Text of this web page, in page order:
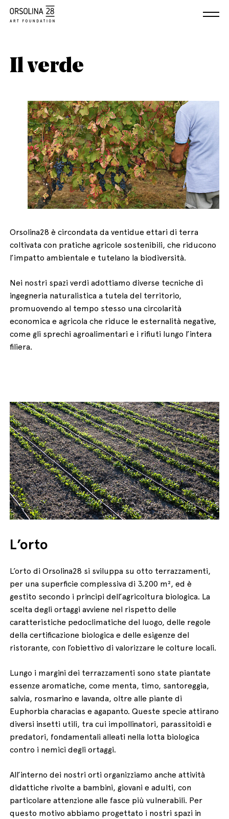
EnglishItaliano
Il verde
Orsolina28 è circondata da ventidue ettari di terra
coltivata con pratiche agricole sostenibili, che riducono
l’impatto ambientale e tutelano la biodiversità.
Nei nostri spazi verdi adottiamo diverse tecniche di
ingegneria naturalistica a tutela del territorio,
promuovendo al tempo stesso una circolarità
economica e agricola che riduce le esternalità negative,
come gli sprechi agroalimentari e i rifiuti lungo l’intera
filiera.
L’orto
L’orto di Orsolina28 si sviluppa su otto terrazzamenti,
per una superficie complessiva di 3.200 m², ed è
gestito secondo i principi dell’agricoltura biologica. La
scelta degli ortaggi avviene nel rispetto delle
caratteristiche pedoclimatiche del luogo, delle regole
della certificazione biologica e delle esigenze del
ristorante, con l’obiettivo di valorizzare le colture locali.
Lungo i margini dei terrazzamenti sono state piantate
essenze aromatiche, come menta, timo, santoreggia,
salvia, rosmarino e lavanda, oltre alle piante di
Euphorbia characias e agapanto. Queste specie attirano
diversi insetti utili, tra cui impollinatori, parassitoidi e
predatori, fondamentali alleati nella lotta biologica
contro i nemici degli ortaggi.
All’interno dei nostri orti organizziamo anche attività
didattiche rivolte a bambini, giovani e adulti, con
particolare attenzione alle fasce più vulnerabili. Per
questo motivo abbiamo progettato i nostri spazi in